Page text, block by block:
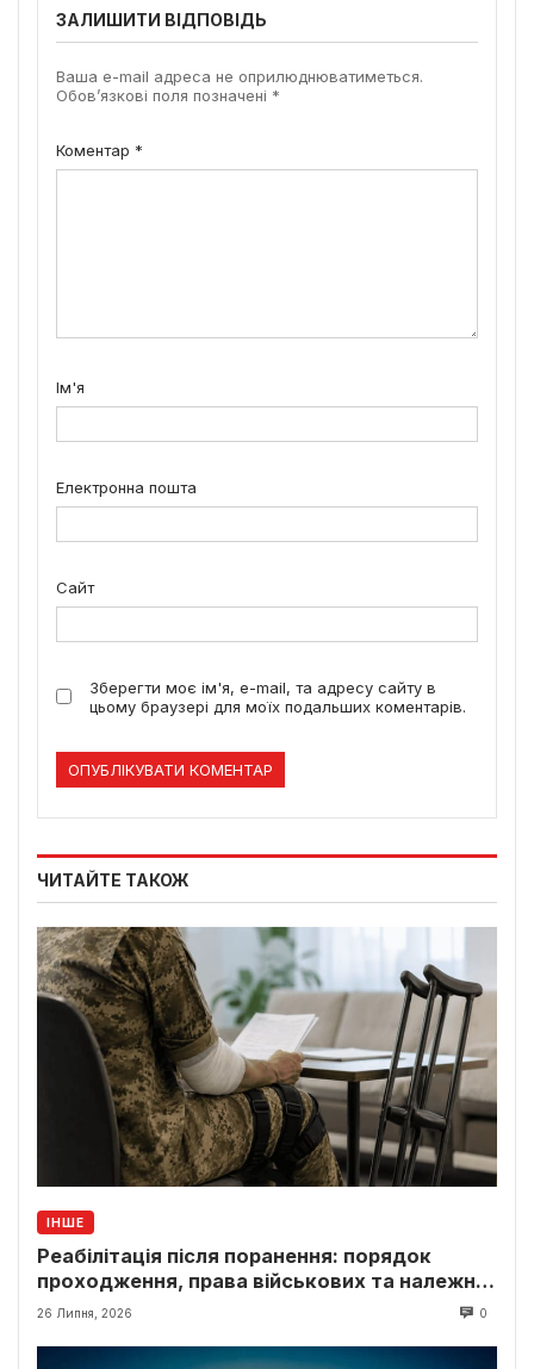
ЗАЛИШИТИ ВІДПОВІДЬ
Ваша e-mail адреса не оприлюднюватиметься.
Обов’язкові поля позначені *
Коментар *
Ім'я
Електронна пошта
Сайт
Зберегти моє ім'я, e-mail, та адресу сайту в
цьому браузері для моїх подальших коментарів.
ЧИТАЙТЕ ТАКОЖ
ІНШЕ
Реабілітація після поранення: порядок
проходження, права військових та належні
виплати
26 Липня, 2026 0